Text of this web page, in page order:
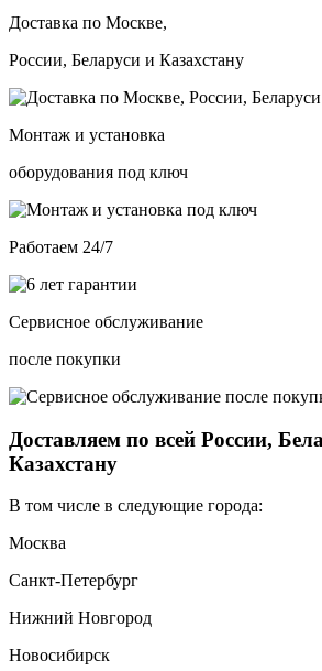
Доставка по Москве,
России, Беларуси и Казахстану
Монтаж и установка
оборудования под ключ
Работаем 24/7
Сервисное обслуживание
после покупки
Доставляем по всей России,
Казахстану
В том числе в следующие города:
Москва
Санкт-Петербург
Нижний Новгород
Новосибирск